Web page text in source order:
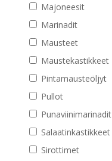
Majoneesit
Marinadit
Mausteet
Maustekastikkeet
Pintamausteöljyt
Pullot
Punaviinimarinadit
Salaatinkastikkeet
Sirottimet